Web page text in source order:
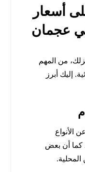
أسعار
عجمان
من المهم
إليك أبرز
الأنواع
كما أن بعض
المحلية.